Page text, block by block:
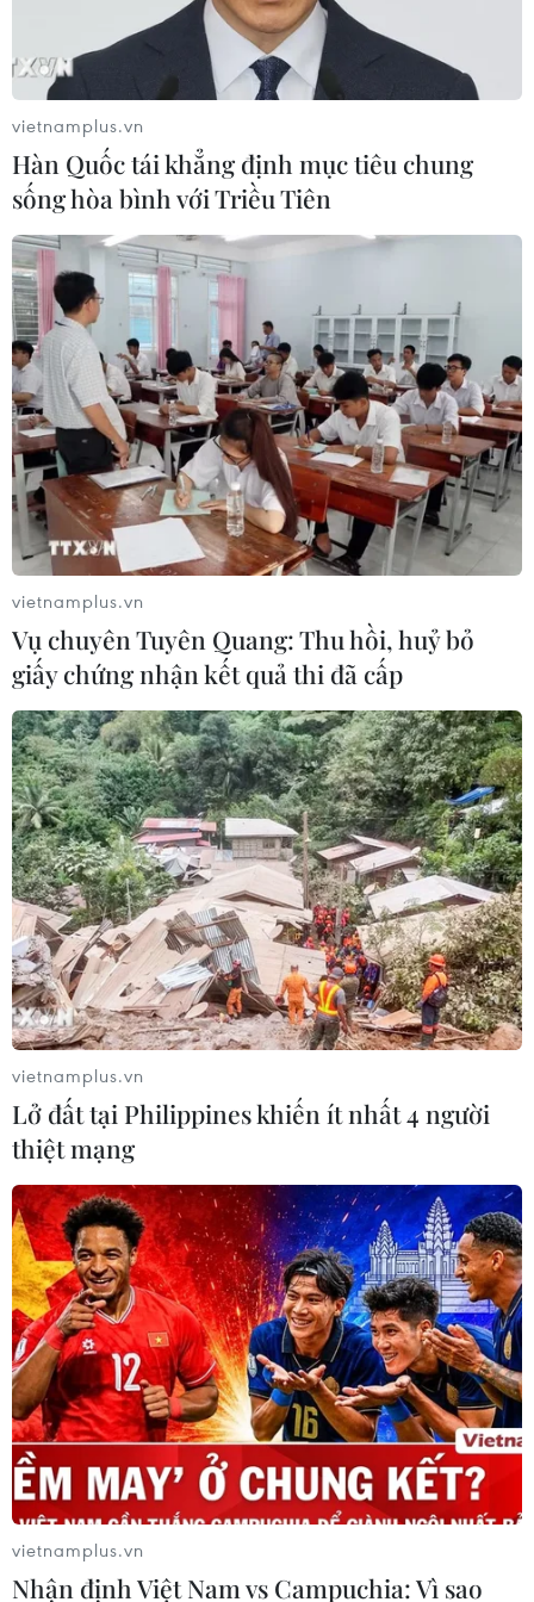
toàn tuyệt đối
“Lão tướng” Thomas Mueller chia tay đội tuyển
quốc gia sau EURO 2024
TIN LIÊN QUAN
Lịch thi đấu EURO mới nhất ngày 16/6:
Đội tuyển Anh nhập cuộc chơi
16/06/2024 02:04
Đội tuyển Anh bắt đầu hành trình của mình tại Vòng
chung kết EURO 2024 bằng màn chạm trán Đội tuyển
Serbia trên sân Arena AufSchalke lúc 2 giờ sáng 17/6.
Kết quả EURO 2024 hôm nay 16/6: Italy
nhận bàn thua nhanh nhất lịch sử
16/06/2024 00:56
Cùng với Tây Ban Nha, Đội tuyển Italy cũng đã có được
3 điểm đầu tiên trên hành trình bảo vệ ngôi vương khi
có chiến thắng ngược 2-1 trước Albania ở trận ra quân
bảng B EURO 2024.
vietnamplus.vn
Hàn Quốc tái khẳng định mục tiêu chung
sống hòa bình với Triều Tiên
vietnamplus.vn
Vụ chuyên Tuyên Quang: Thu hồi, huỷ bỏ
giấy chứng nhận kết quả thi đã cấp
vietnamplus.vn
Lở đất tại Philippines khiến ít nhất 4 người
thiệt mạng
vietnamplus.vn
Nhận định Việt Nam vs Campuchia: Vì sao